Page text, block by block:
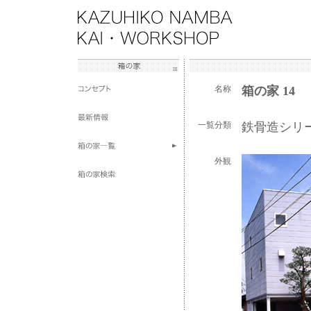
名称 箱の家 14
一覧分類 鉄骨造シリ
外観